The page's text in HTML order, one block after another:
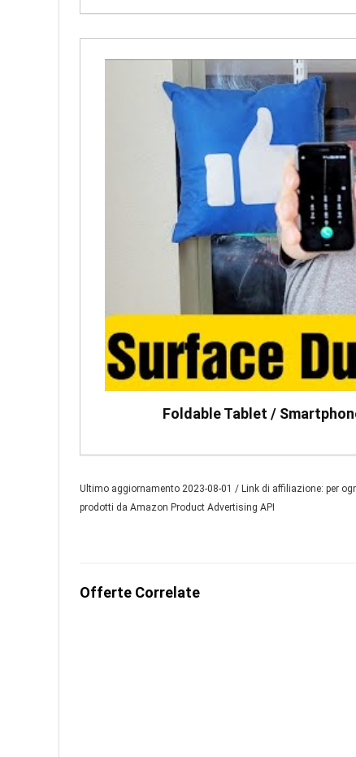
Foldable Tablet /
Ultimo aggiornamento 2023-08-01 / Link di affiliazione: per
prodotti da Amazon Product Advertising API
Offerte Correlate